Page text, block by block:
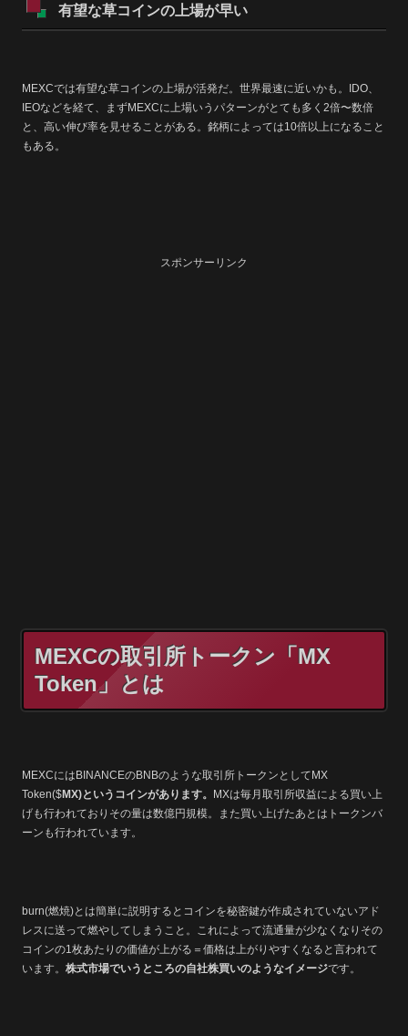
有望な草コインの上場が早い
MEXCでは有望な草コインの上場が活発だ。世界最速に近いかも。IDO、
IEOなどを経て、まずMEXCに上場いうパターンがとても多く2倍〜数倍
と、高い伸び率を見せることがある。銘柄によっては10倍以上になること
もある。
スポンサーリンク
MEXCの取引所トークン「MX
Token」とは
MEXCにはBINANCEのBNBのような取引所トークンとしてMX
Token($MX)というコインがあります。
MXは毎月取引所収益による買い上
げも行われておりその量は数億円規模。また買い上げたあとはトークンバ
ーンも行われています。
burn(燃焼)とは簡単に説明するとコインを秘密鍵が作成されていないアド
レスに送って燃やしてしまうこと。これによって流通量が少なくなりその
コインの1枚あたりの価値が上がる＝価格は上がりやすくなると言われて
います。 株式市場でいうところの自社株買いのようなイメージです。